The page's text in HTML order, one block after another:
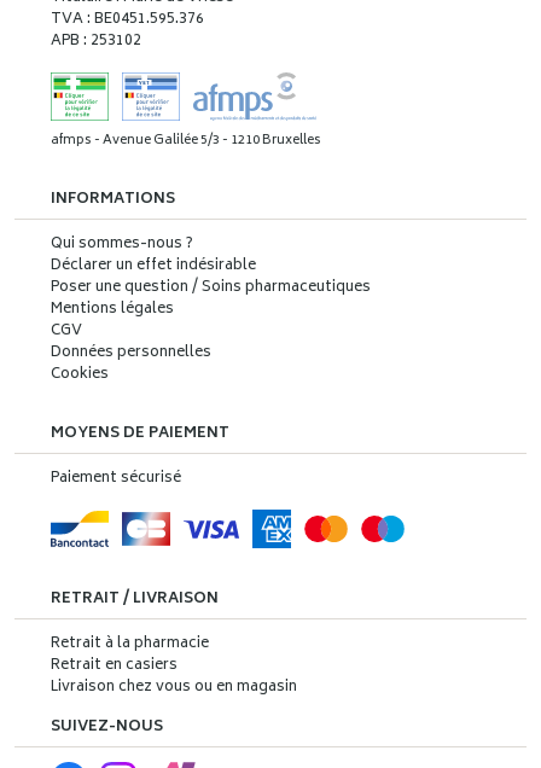
TVA : BE0451.595.376
APB : 253102
afmps - Avenue Galilée 5/3 - 1210 Bruxelles
INFORMATIONS
Qui sommes-nous ?
Déclarer un effet indésirable
Poser une question / Soins pharmaceutiques
Mentions légales
CGV
Données personnelles
Cookies
MOYENS DE PAIEMENT
Paiement sécurisé
RETRAIT / LIVRAISON
Retrait à la pharmacie
Retrait en casiers
Livraison chez vous ou en magasin
SUIVEZ-NOUS